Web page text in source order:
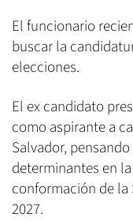
El funcionario
buscar la
elecciones.
El ex candidato
como aspirante a
Salvador,
determinantes en
conformación de la
2027.